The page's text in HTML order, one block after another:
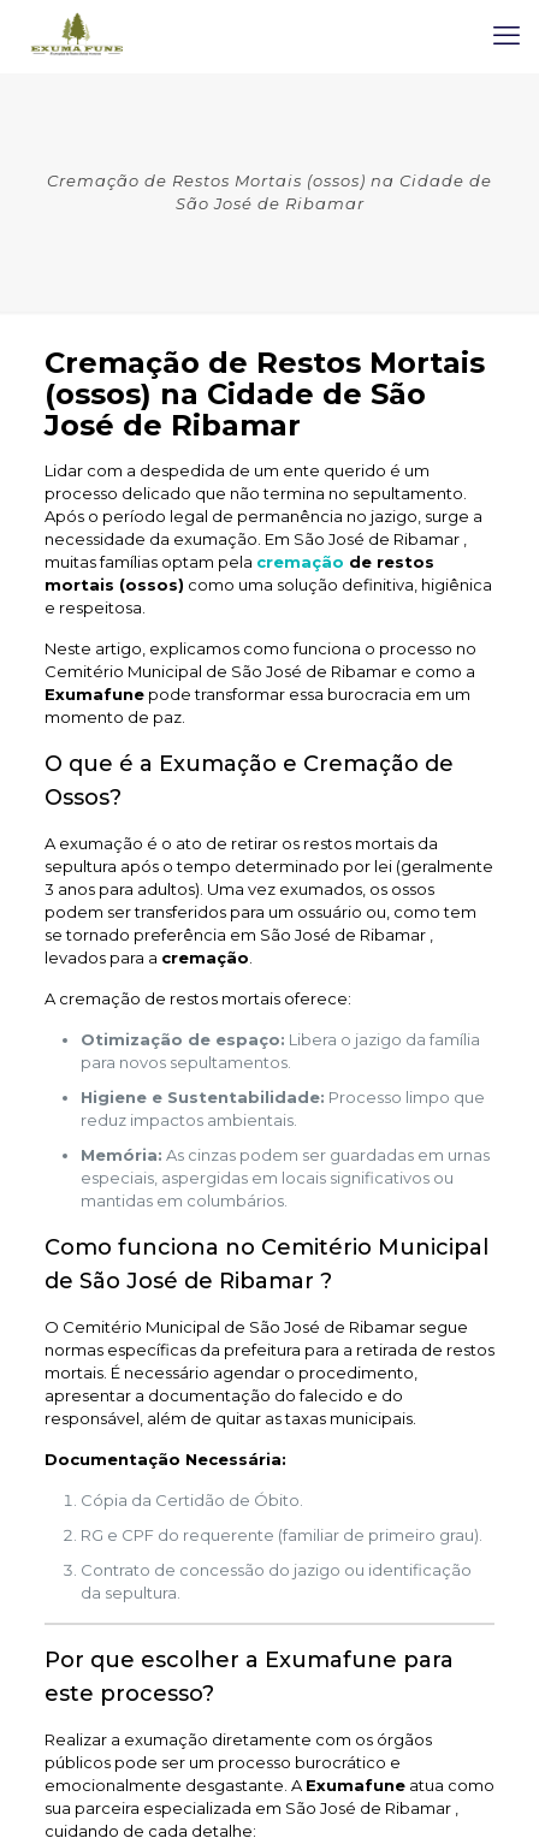
Cremação de Restos Mortais (ossos) na Cidade de
São José de Ribamar
Cremação de Restos Mortais
(ossos) na Cidade de São
José de Ribamar
Lidar com a despedida de um ente querido é um
processo delicado que não termina no sepultamento.
Após o período legal de permanência no jazigo, surge a
necessidade da exumação. Em São José de Ribamar ,
muitas famílias optam pela cremação de restos
mortais (ossos) como uma solução definitiva, higiênica
e respeitosa.
Neste artigo, explicamos como funciona o processo no
Cemitério Municipal de São José de Ribamar e como a
Exumafunepode transformar essa burocracia em um
momento de paz.
O que é a Exumação e Cremação de
Ossos?
A exumação é o ato de retirar os restos mortais da
sepultura após o tempo determinado por lei (geralmente
3 anos para adultos). Uma vez exumados, os ossos
podem ser transferidos para um ossuário ou, como tem
se tornado preferência em São José de Ribamar ,
levados para a cremação
A cremação de restos mortais oferece:
Otimização de espaço: Libera o jazigo da família
para novos sepultamentos.
Higiene e Sustentabilidade: Processo limpo que
reduz impactos ambientais.
Memória: As cinzas podem ser guardadas em urnas
especiais, aspergidas em locais significativos ou
mantidas em columbários.
Como funciona no Cemitério Municipal
de São José de Ribamar ?
O Cemitério Municipal de São José de Ribamar segue
normas específicas da prefeitura para a retirada de restos
mortais. É necessário agendar o procedimento,
apresentar a documentação do falecido e do
responsável, além de quitar as taxas municipais.
Documentação Necessária:
Cópia da Certidão de Óbito.
RG e CPF do requerente (familiar de primeiro grau).
Contrato de concessão do jazigo ou identificação
da sepultura.
Por que escolher a Exumafune para
este processo?
Realizar a exumação diretamente com os órgãos
públicos pode ser um processo burocrático e
emocionalmente desgastante. A Exumafuneatua como
sua parceira especializada em São José de Ribamar ,
cuidando de cada detalhe: